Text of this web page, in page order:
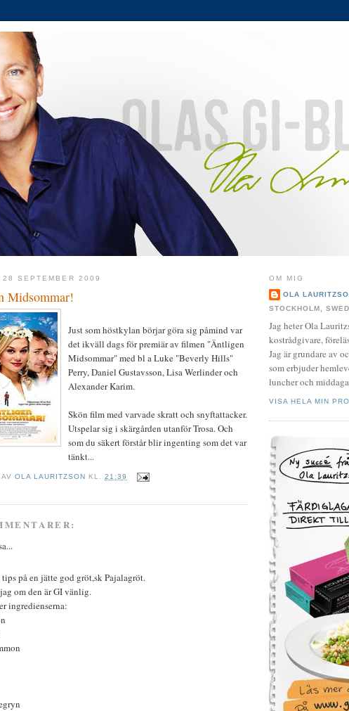
28 SEPTEMBER 2009
Midsommar!
Just som höstkylan börjar göra sig påmind var
det ikväll dags för premiär av filmen "Äntligen
Midsommar" med bl a Luke "Beverly Hills"
Perry, Daniel Gustavsson, Lisa Werlinder och
Alexander Karim.
Skön film med varvade skratt och snyftattacker.
Utspelar sig i skärgården utanför Trosa. Och
som du säkert förstår blir ingenting som det var
tänkt...
AVOLA LAURITZSON KL.21:39
på en jätte god gröt,sk Pajalagröt.
om den är GI vänlig.
ingredienserna:
OM MIG
OLA
STOCKHOLM,
Jag heter Ola
kostrådgivare,
Jag är grundare av
som erbjuder
luncher och
VISA HELA MIN